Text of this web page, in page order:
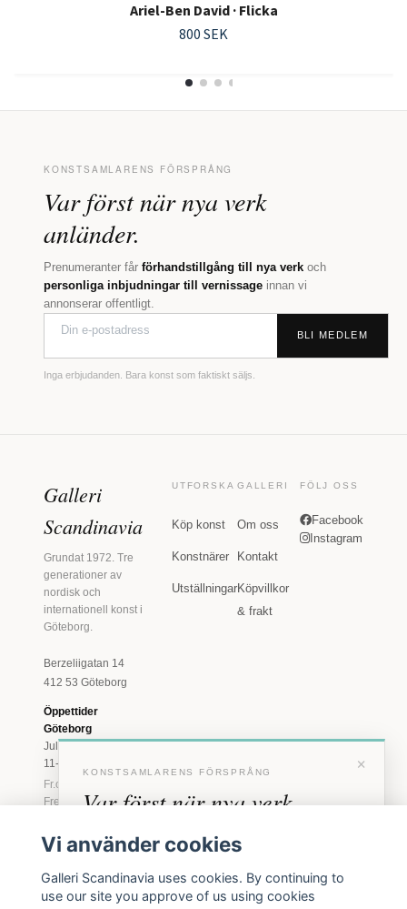
Ariel-Ben David · Flicka
800 SEK
KONSTSAMLARENS FÖRSPRÅNG
Var först när nya verk
anländer.
Prenumeranter får förhandstillgång till nya verk och
personliga inbjudningar till vernissage innan vi
annonserar offentligt.
BLI MEDLEM
Inga erbjudanden. Bara konst som faktiskt säljs.
Galleri
Scandinavia
Grundat 1972. Tre
generationer av
nordisk och
internationell konst i
Göteborg.
Berzeliigatan 14
412 53 Göteborg
Öppettider
Göteborg
Juli: Tis 11-18 · Lör
11-16
Fr.o.m. augusti: Tis-
Fre 11-18 · Lör 11-
Marstrand
2026
Tis-Fre 11-18 ·
UTFORSKA
Köp konst
Konstnärer
Utställningar
GALLERI
Om oss
Kontakt
Köpvillkor
& frakt
FÖLJ OSS
Facebook
Instagram
×
KONSTSAMLARENS FÖRSPRÅNG
Var först när nya verk
anländer
inbjudningar till vernissage, innan vi annonserar
offentligt.
Vi använder cookies
Galleri Scandinavia uses cookies. By continuing to
use our site you approve of us using cookies